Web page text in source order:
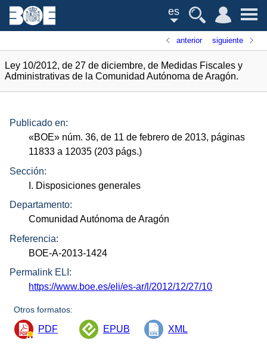
es
anterior siguiente
Ley 10/2012, de 27 de diciembre, de Medidas Fiscales y
Administrativas de la Comunidad Autónoma de Aragón.
Publicado en:
«BOE» núm. 36, de 11 de febrero de 2013, páginas
11833 a 12035 (203 págs.)
Sección:
I. Disposiciones generales
Departamento:
Comunidad Autónoma de Aragón
Referencia:
BOE-A-2013-1424
Permalink ELI:
https://www.boe.es/eli/es-ar/l/2012/12/27/10
Otros formatos:
PDF EPUB XML